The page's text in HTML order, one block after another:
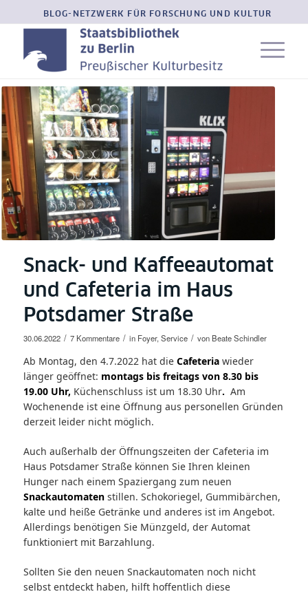
BLOG-NETZWERK FÜR FORSCHUNG UND KULTUR
Snack- und Kaffeeautomat
und Cafeteria im Haus
Potsdamer Straße
30.06.2022 / 7 Kommentare / in Foyer, Service / von Beate Schindler
Ab Montag, den 4.7.2022 hat die Cafeteriawieder
länger geöffnet: montags bis freitags von 8.30 bis
19.00 Uhr, Küchenschluss ist um 18.30 Uhr. Am
Wochenende ist eine Öffnung aus personellen Gründen
derzeit leider nicht möglich.
Auch außerhalb der Öffnungszeiten der Cafeteria im
Haus Potsdamer Straße können Sie Ihren kleinen
Hunger nach einem Spaziergang zum neuen
Snackautomatenstillen. Schokoriegel, Gummibärchen,
kalte und heiße Getränke und anderes ist im Angebot.
Allerdings benötigen Sie Münzgeld, der Automat
funktioniert mit Barzahlung.
Sollten Sie den neuen Snackautomaten noch nicht
selbst entdeckt haben, hilft hoffentlich diese